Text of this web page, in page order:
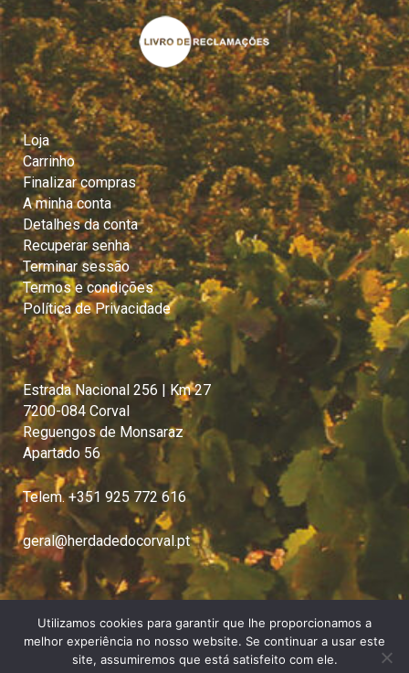
Loja
Carrinho
Finalizar compras
A minha conta
Detalhes da conta
Recuperar senha
Terminar sessão
Termos e condições
Política de Privacidade
Estrada Nacional 256 | Km 27
7200-084 Corval
Reguengos de Monsaraz
Apartado 56
Telem. +351 925 772 616
geral@herdadedocorval.pt
© Copyright Herdade do Corval | Politica de Privacidade |
Utilizamos cookies para garantir que lhe proporcionamos a
melhor experiência no nosso website. Se continuar a usar este
site, assumiremos que está satisfeito com ele.